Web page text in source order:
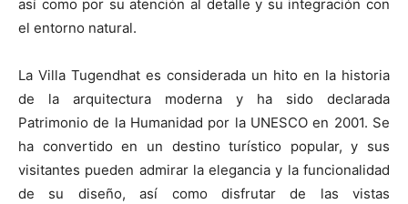
así como por su atención al detalle y su integración con
el entorno natural.
La Villa Tugendhat es considerada un hito en la historia
de la arquitectura moderna y ha sido declarada
Patrimonio de la Humanidad por la UNESCO en 2001. Se
ha convertido en un destino turístico popular, y sus
visitantes pueden admirar la elegancia y la funcionalidad
de su diseño, así como disfrutar de las vistas